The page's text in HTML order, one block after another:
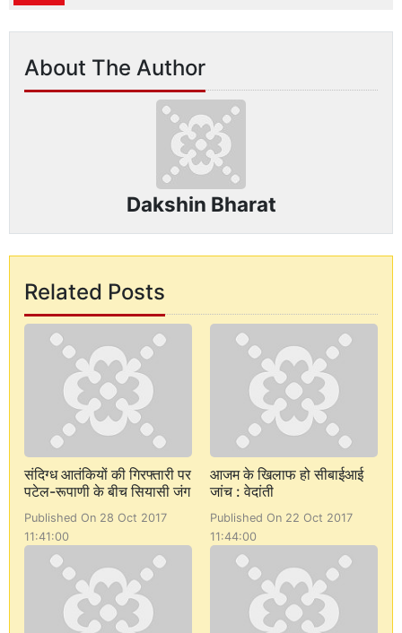
About The Author
Dakshin Bharat
Related Posts
संदिग्ध आतंकियों की गिरफ्तारी पर
पटेल-रूपाणी के बीच सियासी जंग
Published On 28 Oct 2017
11:41:00
आजम के खिलाफ हो सीबाईआई
जांच : वेदांती
Published On 22 Oct 2017
11:44:00